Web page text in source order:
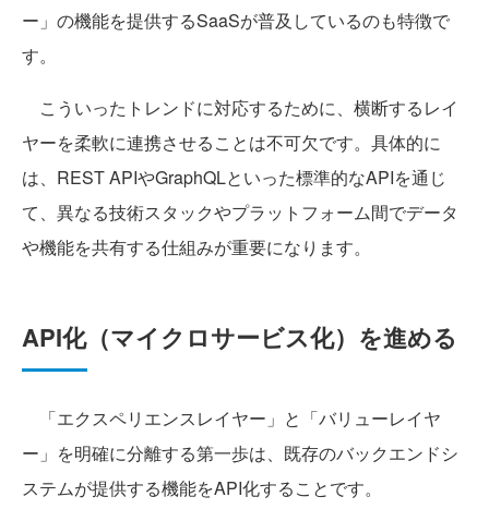
ー」の機能を提供するSaaSが普及しているのも特徴で
す。
こういったトレンドに対応するために、横断するレイ
ヤーを柔軟に連携させることは不可欠です。具体的に
は、REST APIやGraphQLといった標準的なAPIを通じ
て、異なる技術スタックやプラットフォーム間でデータ
や機能を共有する仕組みが重要になります。
API化（マイクロサービス化）を進める
「エクスペリエンスレイヤー」と「バリューレイヤ
ー」を明確に分離する第一歩は、既存のバックエンドシ
ステムが提供する機能をAPI化することです。